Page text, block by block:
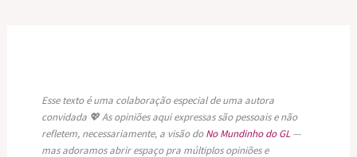
Esse texto é uma colaboração especial de uma autora
convidada 💖 As opiniões aqui expressas são pessoais e não
refletem, necessariamente, a visão doNo Mundinho do GL—
mas adoramos abrir espaço pra múltiplos opiniões e